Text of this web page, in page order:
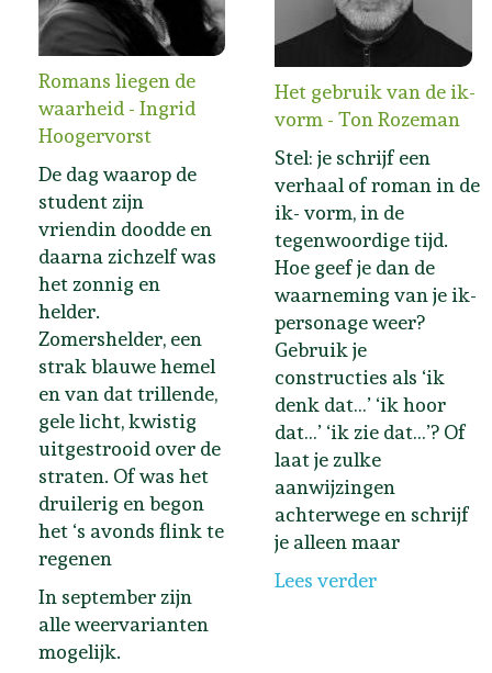
Romans liegen de
waarheid - Ingrid
Hoogervorst
De dag waarop de
student zijn
vriendin doodde en
daarna zichzelf was
het zonnig en
helder.
Zomershelder, een
strak blauwe hemel
en van dat trillende,
gele licht, kwistig
uitgestrooid over de
straten. Of was het
druilerig en begon
het ‘s avonds flink te
regenen
In september zijn
alle weervarianten
mogelijk.
Het gebruik van de ik-
vorm - Ton Rozeman
Stel: je schrijf een
verhaal of roman in de
ik- vorm, in de
tegenwoordige tijd.
Hoe geef je dan de
waarneming van je ik-
personage weer?
Gebruik je
constructies als ‘ik
denk dat…’ ‘ik hoor
dat…’ ‘ik zie dat…’? Of
laat je zulke
aanwijzingen
achterwege en schrijf
je alleen maar
Lees verder